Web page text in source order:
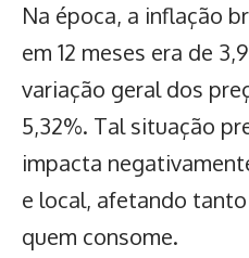
Na época, a inflação
em 12 meses era de
variação geral dos
5,32%. Tal situação
impacta
e local, afetando
quem consome.